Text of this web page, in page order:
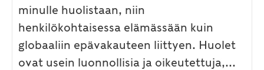
minulle huolistaan, niin
henkilökohtaisessa elämässään kuin
globaaliin epävakauteen liittyen. Huolet
ovat usein luonnollisia ja oikeutettuja,...